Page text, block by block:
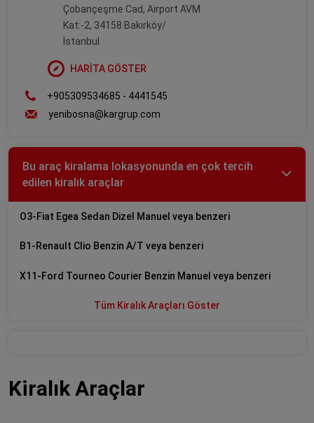
Kiralık Araçlar
Çobançeşme Cad, Airport AVM
Kat:-2, 34158 Bakırköy/
İstanbul
HARİTA GÖSTER
+905309534685 - 4441545
yenibosna@kargrup.com
Bu araç kiralama lokasyonunda en çok tercih
edilen kiralık araçlar
O3-Fiat Egea Sedan Dizel Manuel veya benzeri
B1-Renault Clio Benzin A/T veya benzeri
X11-Ford Tourneo Courier Benzin Manuel veya benzeri
Tüm Kiralık Araçları Göster